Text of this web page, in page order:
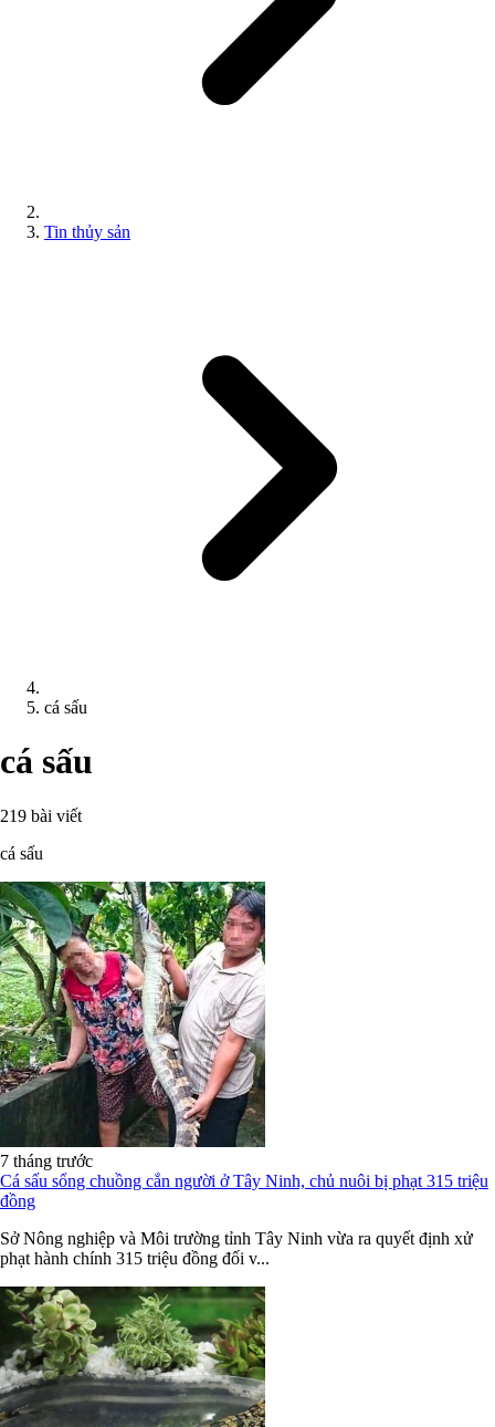
Tin thủy sản
cá sấu
cá sấu
219 bài viết
cá sấu
7 tháng trước
Cá sấu sổng chuồng cắn người ở Tây Ninh, chủ nuôi bị phạt 315 triệu
đồng
Sở Nông nghiệp và Môi trường tỉnh Tây Ninh vừa ra quyết định xử
phạt hành chính 315 triệu đồng đối v...